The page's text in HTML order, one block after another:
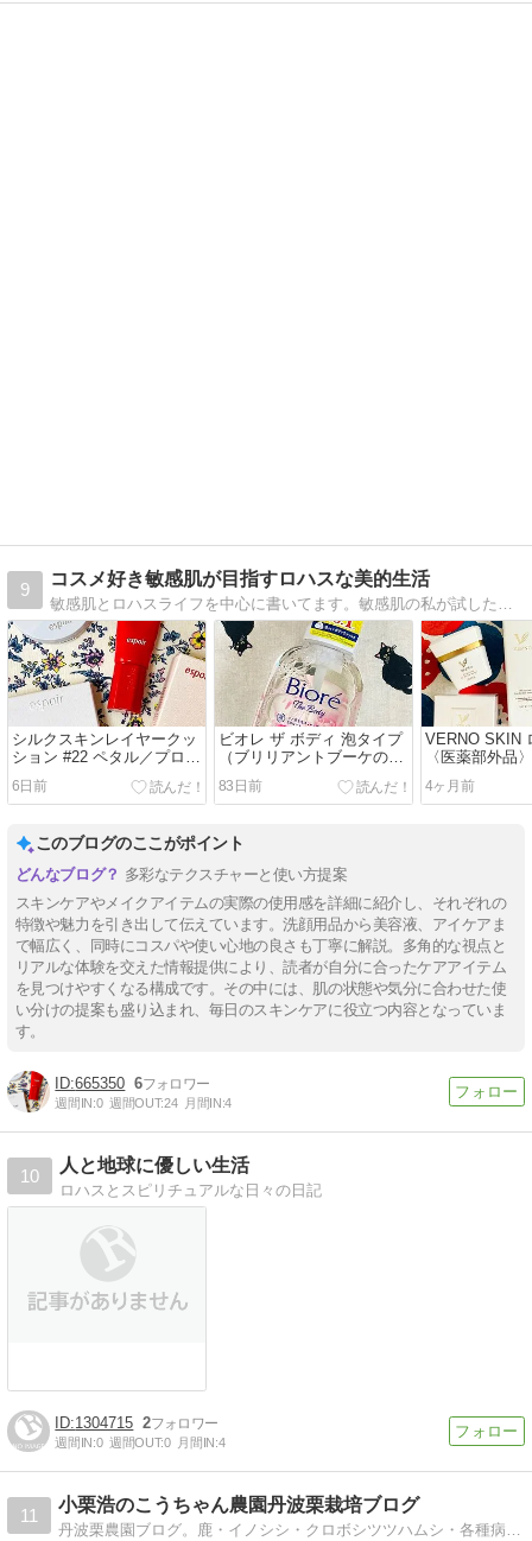
9
コスメ好き敏感肌が目指すロハスな美的生活
敏感肌とロハスライフを中心に書いてます。敏感肌の私が試した物を紹介しています。マクロビ実践中＆ロハスライフに移行中。
シルクスキンレイヤークッ
ション #22 ペタル／プロボ
ンディングプライマー
6日前
ビオレ ザ ボディ 泡タイプ
（ブリリアントブーケの香
83日前
VERNO SKIN
〈医薬部外品
〈医薬部外品〉
4ヶ月前
このブログのここがポイント
多彩なテクスチャーと使い方提案
スキンケアやメイクアイテムの実際の使用感を詳細に紹介し、それぞれの
特徴や魅力を引き出して伝えています。洗顔用品から美容液、アイケアま
で幅広く、同時にコスパや使い心地の良さも丁寧に解説。多角的な視点と
リアルな体験を交えた情報提供により、読者が自分に合ったケアアイテム
を見つけやすくなる構成です。その中には、肌の状態や気分に合わせた使
い分けの提案も盛り込まれ、毎日のスキンケアに役立つ内容となっていま
す。
665350 6
週間IN:0 週間OUT:24 月間IN:4
10
人と地球に優しい生活
ロハスとスピリチュアルな日々の日記
1304715 2
週間IN:0 週間OUT:0 月間IN:4
11
小栗浩のこうちゃん農園丹波栗栽培ブログ
丹波栗農園ブログ。鹿・イノシシ・クロボシツツハムシ・各種病害虫・温暖化の波の度重なる襲来にくじけそうになりながらも奮闘しています。